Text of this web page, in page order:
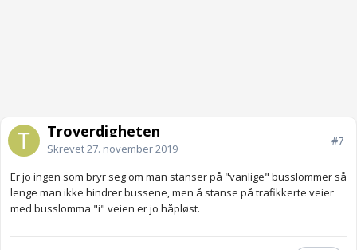
Troverdigheten
Skrevet27. november 2019
#7
Er jo ingen som bryr seg om man stanser på "vanlige" busslommer så
lenge man ikke hindrer bussene, men å stanse på trafikkerte veier
med busslomma "i" veien er jo håpløst.